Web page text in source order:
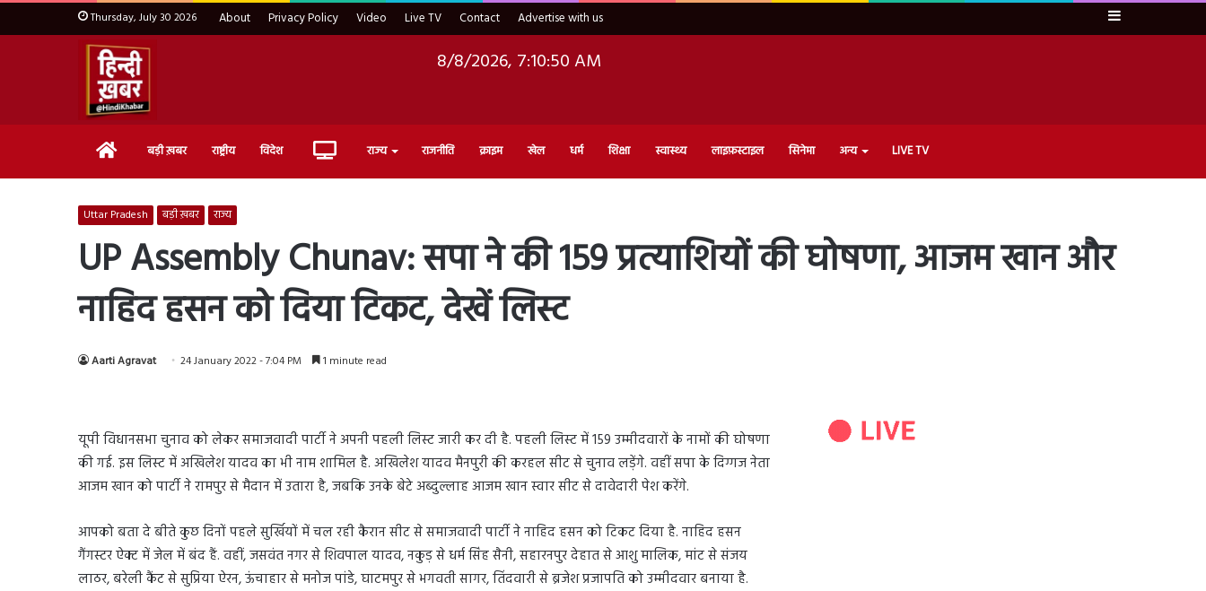
Thursday, July 30 2026 About Privacy Policy Video Live TV Contact Advertise with us Sidebar
8/8/2026, 7:10:51 AM
Home बड़ी ख़बर राष्ट्रीय विदेश Live राज्य राजनीति क्राइम खेल धर्म शिक्षा स्वास्थ्य लाइफ़स्टाइल सिनेमा अन्य LIVE TV
Uttar Pradesh बड़ी ख़बर राज्य
UP Assembly Chunav: सपा ने की 159 प्रत्याशियों की घोषणा, आजम खान और
नाहिद हसन को दिया टिकट, देखें लिस्ट
Aarti Agravat 24 January 2022 - 7:04 PM 1 minute read
यूपी विधानसभा चुनाव को लेकर समाजवादी पार्टी ने अपनी पहली लिस्ट जारी कर दी है. पहली लिस्ट में 159 उम्मीदवारों के नामों की घोषणा
की गई. इस लिस्ट में अखिलेश यादव का भी नाम शामिल है. अखिलेश यादव मैनपुरी की करहल सीट से चुनाव लड़ेंगे. वहीं सपा के दिग्गज नेता
आजम खान को पार्टी ने रामपुर से मैदान में उतारा है, जबकि उनके बेटे अब्दुल्लाह आजम खान स्वार सीट से दावेदारी पेश करेंगे.
आपको बता दे बीते कुछ दिनों पहले सुर्खियों में चल रही कैरान सीट से समाजवादी पार्टी ने नाहिद हसन को टिकट दिया है. नाहिद हसन
गैंगस्टर ऐक्ट में जेल में बंद हैं. वहीं, जसवंत नगर से शिवपाल यादव, नकुड़ से धर्म सिंह सैनी, सहारनपुर देहात से आशु मालिक, मांट से संजय
लाठर, बरेली कैंट से सुप्रिया ऐरन, ऊंचाहार से मनोज पांडे, घाटमपुर से भगवती सागर, तिंदवारी से ब्रजेश प्रजापति को उम्मीदवार बनाया है.